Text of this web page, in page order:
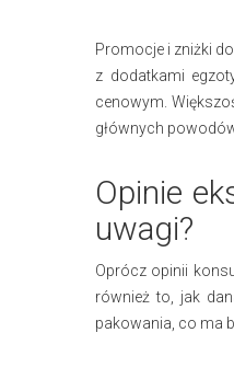
Promocje i zniżki
z dodatkami
cenowym.
głównych
Opinie
uwagi?
Oprócz opinii
również to, jak
pakowania, co ma